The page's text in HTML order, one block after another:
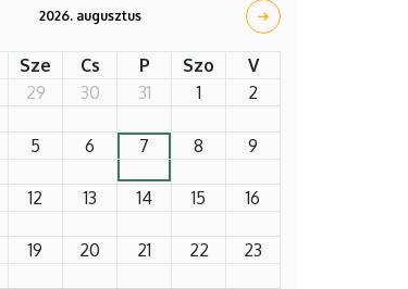
2026. augusztus
Sze Cs P Szo
V
29 30 31 1 2
5 6 7 8 9
12 13 14 15 16
19 20 21 22 23